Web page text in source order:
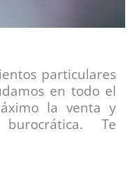
particulares
en todo el
la venta y
Te